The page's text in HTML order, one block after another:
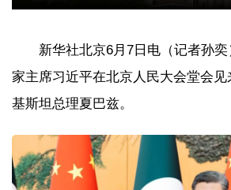
新华社北京6月7日电（记者孙
家主席习近平在北京人民大会堂会
基斯坦总理夏巴兹。